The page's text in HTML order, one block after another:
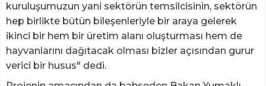
kuruluşumuzun yani sektörün temsilcisinin, sektörün
hep birlikte bütün bileşenleriyle bir araya gelerek
ikinci bir hem bir üretim alanı oluşturması hem de
hayvanlarını dağıtacak olması bizler açısından gurur
verici bir husus" dedi.